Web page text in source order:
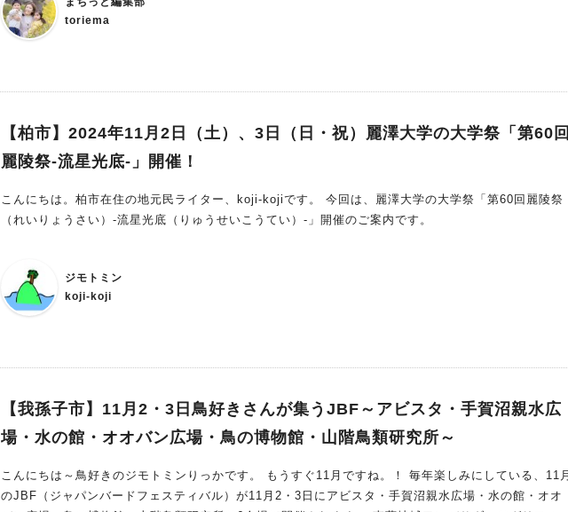
様子はこちらからご覧いただけます。 ▼前回の記事はこちら 子どもの苦手をサポート！できるびより
の支援教材・グッズ体験会レビュー 支援教材・グッズの体験会の詳細はこちら できるびより 支援
ですが、一部紹介していきたいと思います！ ①字を書くのが苦手な子におすすめの「魔法のザラザラ
で、正しい運筆の力をサポートし、文字を書くに必要な運筆力を育てくれる優れもの！ ②ひらがなの
を、５つのステップでサポートするドリル。 手指の器用さ「巧緻性」、えんぴつを自在に動かす力
「運筆力」、字を真似して書く力「模写力」を鍛えることができます。 ④自分の名前がスラスラ書け
練習できるドリル。 入学前におうちで少しずつ練習ができます。 ④指でさわって覚える漢字練習が
できる「凹凸かんじドリル」 字を書くことが苦手な子は、何度も書いて覚える漢字練習法は大変。 こ
の「凹凸かんじドリル」を使うと、凹凸の漢字を繰り返し触って、目だけでなく手の感触で字を覚える
るびより」さんの説明は以下の通りです。 【できるびより】は、荒川区生まれ・荒川区育ちの夫婦
印刷技術を活かして、作業療法士の先生方の監修のもと、子どもの「できた！」を応援する教材教具
を、デザインから製造販売まで手掛けています。 引用：HPより できるびよりさんが作る教材は、子
添ってくれます。 なかなか教材に触れるチャンスがない方、 どんな教材なのか見てみたい方、 購入
前に一度確認してみたい方 などなど、気になる方はぜひ体験会へ行かれてみてくださいね〜！
toriema
【柏市】2024年11月2日（土）、3日（日・祝）麗澤大学の大学祭「第60回
麗陵祭-流星光底-」開催！
こんにちは。柏市在住の地元民ライター、koji-kojiです。 今回は、麗澤大学の大学祭「第60回麗陵祭
（れいりょうさい）-流星光底（りゅうせいこうてい）-」開催のご案内です。
ジモトミン
koji-koji
【我孫子市】11月2・3日鳥好きさんが集うJBF～アビスタ・手賀沼親水広
場・水の館・オオバン広場・鳥の博物館・山階鳥類研究所～
こんにちは～鳥好きのジモトミンりっかです。 もうすぐ11月ですね。！ 毎年楽しみにしている、11月
のJBF（ジャパンバードフェスティバル）が11月2・3日にアビスタ・手賀沼親水広場・水の館・オオ